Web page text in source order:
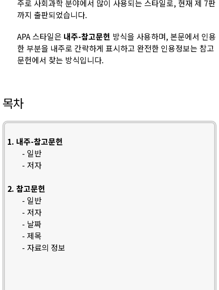
주로 사회과학 분야에서 많이 사용되는 스타일로, 현재 제 7판
까지 출판되었습니다.
APA 스타일은 내주-참고문헌 방식을 사용하며, 본문에서 인용
한 부분을 내주로 간략하게 표시하고 완전한 인용정보는 참고
문헌에서 찾는 방식입니다.
목차
1. 내주-참고문헌
- 일반
- 저자
2. 참고문헌
- 일반
- 저자
- 날짜
- 제목
- 자료의 정보